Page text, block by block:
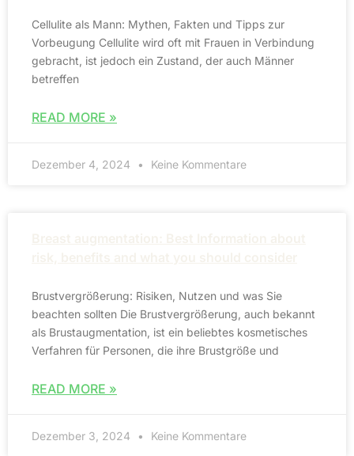
Cellulite als Mann: Mythen, Fakten und Tipps zur
Vorbeugung Cellulite wird oft mit Frauen in Verbindung
gebracht, ist jedoch ein Zustand, der auch Männer
betreffen
READ MORE »
Dezember 4, 2024 Keine Kommentare
Brustvergrößerung: Risiken, Nutzen und was Sie
beachten sollten Die Brustvergrößerung, auch bekannt
als Brustaugmentation, ist ein beliebtes kosmetisches
Verfahren für Personen, die ihre Brustgröße und
READ MORE »
Dezember 3, 2024 Keine Kommentare